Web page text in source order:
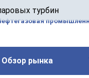
турбин
и паровых
и компрессоров,
Обзор рынка